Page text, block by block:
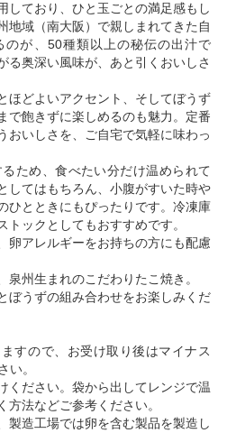
しており、ひと玉ごとの満足感もし
地域（南大阪）で親しまれてきた自
のが、50種類以上の秘伝の出汁で
る奥深い風味が、あと引くおいしさ
ほどよいアクセント、そしてぼうず
で飽きずに楽しめるのも魅力。定番
おいしさを、ご自宅で気軽に味わっ
ため、食べたい分だけ温められて
してはもちろん、小腹がすいた時や
ひとときにもぴったりです。冷凍庫
トックとしてもおすすめです。
卵アレルギーをお持ちの方にも配慮
泉州生まれのこだわりたこ焼き。
ぼうずの組み合わせをお楽しみくだ
すので、お受け取り後はマイナス
い。
ください。袋から出してレンジで温
法などご参考ください。
製造工場では卵を含む製品を製造し